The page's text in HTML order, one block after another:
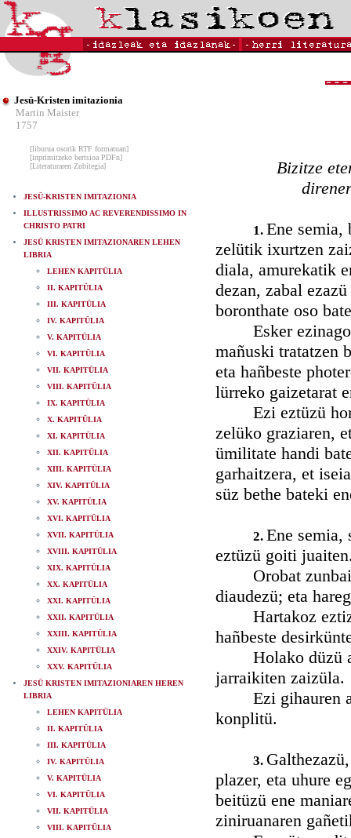
Jesü-Kristen imitazionia
Martin Maister
1757
[liburua osorik RTF formatuan]
[inprimitzeko bertsioa PDFn]
[Literaturaren Zubitegia]
JESÜ-KRISTEN IMITAZIONIA
ILLUSTRISSIMO AC REVERENDISSIMO IN
CHRISTO PATRI
JESÜ KRISTEN IMITAZIONAREN LEHEN
LIBRIA
LEHEN KAPITÜLIA
II. KAPITÜLIA
III. KAPITÜLIA
IV. KAPITÜLIA
V. KAPITÜLIA
VI. KAPITÜLIA
VII. KAPITÜLIA
VIII. KAPITÜLIA
IX. KAPITÜLIA
X. KAPITÜLIA
XI. KAPITÜLIA
XII. KAPITÜLIA
XIII. KAPITÜLIA
XIV. KAPITÜLIA
XV. KAPITÜLIA
XVI. KAPITÜLIA
XVII. KAPITÜLIA
XVIII. KAPITÜLIA
XIX. KAPITÜLIA
XX. KAPITÜLIA
XXI. KAPITÜLIA
XXII. KAPITÜLIA
XXIII. KAPITÜLIA
XXIV. KAPITÜLIA
XXV. KAPITÜLIA
JESÜ KRISTEN IMITAZIONIAREN HEREN
LIBRIA
LEHEN KAPITÜLIA
II. KAPITÜLIA
III. KAPITÜLIA
IV. KAPITÜLIA
V. KAPITÜLIA
VI. KAPITÜLIA
VII. KAPITÜLIA
VIII. KAPITÜLIA
Bizitze
1. Ene semia,
zelütik ixurtzen
diala, amurekatik
dezan, zabal
boronthate oso
Esker ezinago
mañuski tratatzen
eta hañbeste
lürreko gaizetarat
Ezi eztüzü hori
zelüko graziaren,
ümilitate handi
garhaitzera, et
süz bethe bateki
2. Ene semia,
eztüzü goiti
Orobat
diaudezü; eta
Hartakoz eztizie
hañbeste
Holako düzü
jarraikiten zaizüla.
Ezi gihauren
konplitü.
3.
plazer, eta uhure
beitüzü ene
ziniruanaren